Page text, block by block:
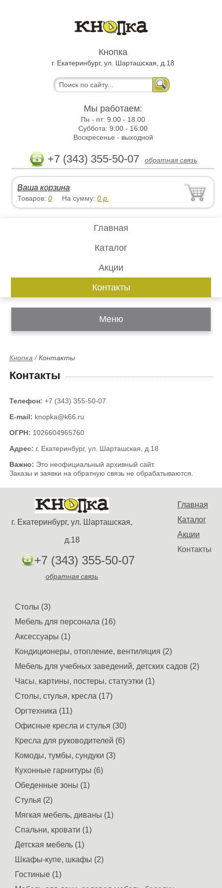
Кнопка
г. Екатеринбург, ул. Шарташская, д.18
Мы работаем:
Пн - пт:9.00 - 18.00
Суббота:9:00 - 16:00
Воскресенье - выходной
+7 (343) 355-50-07 обратная связь
Ваша корзина:
Товаров:0 На сумму:0 р.
Главная
Каталог
Акции
Контакты
Меню
Кнопка /Контакты
Контакты
Телефон: +7 (343) 355-50-07
E-mail: knopka@k66.ru
ОГРН: 1026604965760
Адрес: г. Екатеринбург, ул. Шарташская, д.18
Важно: Это неофициальный архивный сайт.
Заказы и заявки на обратную связь не обрабатываются.
Главная
Каталог
Акции
Контакты
г. Екатеринбург, ул. Шарташская,
д.18
+7 (343) 355-50-07
обратная связь
Столы (3)
Мебель для персонала (16)
Аксессуары (1)
Кондиционеры, отопление, вентиляция (2)
Мебель для учебных заведений, детских садов (2)
Часы, картины, постеры, статуэтки (1)
Столы, стулья, кресла (17)
Оргтехника (11)
Офисные кресла и стулья (30)
Кресла для руководителей (6)
Комоды, тумбы, сундуки (3)
Кухонные гарнитуры (6)
Обеденные зоны (1)
Стулья (2)
Мягкая мебель, диваны (1)
Спальни, кровати (1)
Детская мебель (1)
Шкафы-купе, шкафы (2)
Гостиные (1)